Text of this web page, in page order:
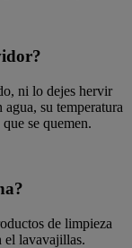
ni lo dejes hervir
su temperatura
se quemen.
de limpieza
el lavavajillas.